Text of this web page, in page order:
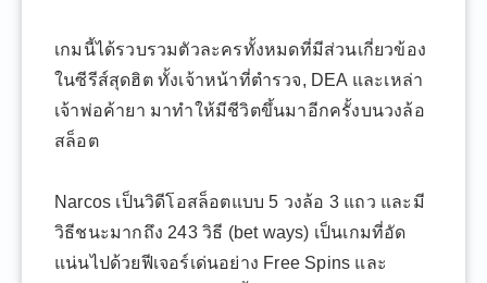
เกมนี้ได้รวบรวมตัวละครทั้งหมดที่มีส่วนเกี่ยวข้อง
ในซีรีส์สุดฮิต ทั้งเจ้าหน้าที่ตำรวจ, DEA และเหล่า
เจ้าพ่อค้ายา มาทำให้มีชีวิตขึ้นมาอีกครั้งบนวงล้อ
สล็อต
Narcos เป็นวิดีโอสล็อตแบบ 5 วงล้อ 3 แถว และมี
วิธีชนะมากถึง 243 วิธี (bet ways) เป็นเกมที่อัด
แน่นไปด้วยฟีเจอร์เด่นอย่าง Free Spins และ